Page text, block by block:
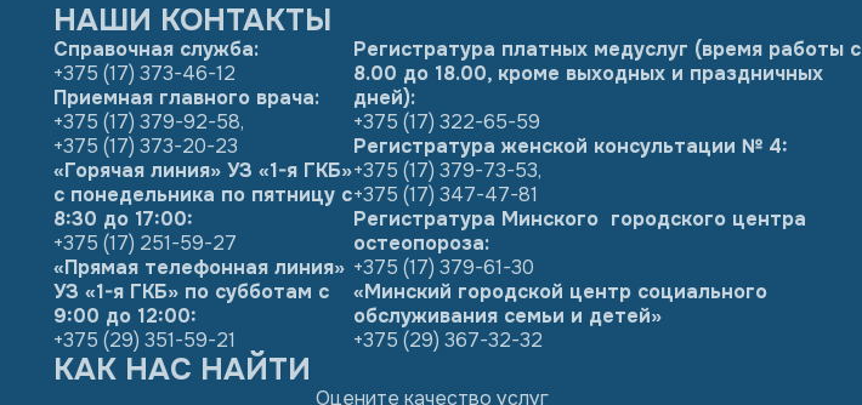
НАШИ КОНТАКТЫ
Справочная служба:
+375 (17) 373-46-12
Приемная главного врача:
+375 (17) 379-92-58,
+375 (17) 373-20-23
«Горячая линия» УЗ «1-я ГКБ»
с понедельника по пятницу с
8:30 до 17:00:
+375 (17) 251-59-27
«Прямая телефонная линия»
УЗ «1-я ГКБ» по субботам с
9:00 до 12:00:
+375 (29) 351-59-21
Регистратура платных медуслуг (время работы с
8.00 до 18.00, кроме выходных и праздничных
дней):
+375 (17) 322-65-59
Регистратура женской консультации № 4:
+375 (17) 379-73-53,
+375 (17) 347-47-81
Регистратура Минского городского центра
остеопороза:
+375 (17) 379-61-30
«Минский городской центр социального
обслуживания семьи и детей»
+375 (29) 367-32-32
КАК НАС НАЙТИ
Оцените качество услуг